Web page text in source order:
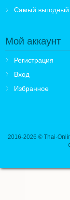
Самый выгодный
Мой аккаунт
Регистрация
Вход
Избранное
2016-2026 © Thai-